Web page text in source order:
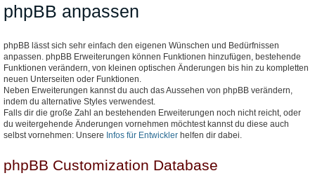
phpBB anpassen
phpBB lässt sich sehr einfach den eigenen Wünschen und Bedürfnissen
anpassen. phpBB Erweiterungen können Funktionen hinzufügen, bestehende
Funktionen verändern, von kleinen optischen Änderungen bis hin zu kompletten
neuen Unterseiten oder Funktionen.
Neben Erweiterungen kannst du auch das Aussehen von phpBB verändern,
indem du alternative Styles verwendest.
Falls dir die große Zahl an bestehenden Erweiterungen noch nicht reicht, oder
du weitergehende Änderungen vornehmen möchtest kannst du diese auch
selbst vornehmen: Unsere Infos für Entwickler helfen dir dabei.
phpBB Customization Database